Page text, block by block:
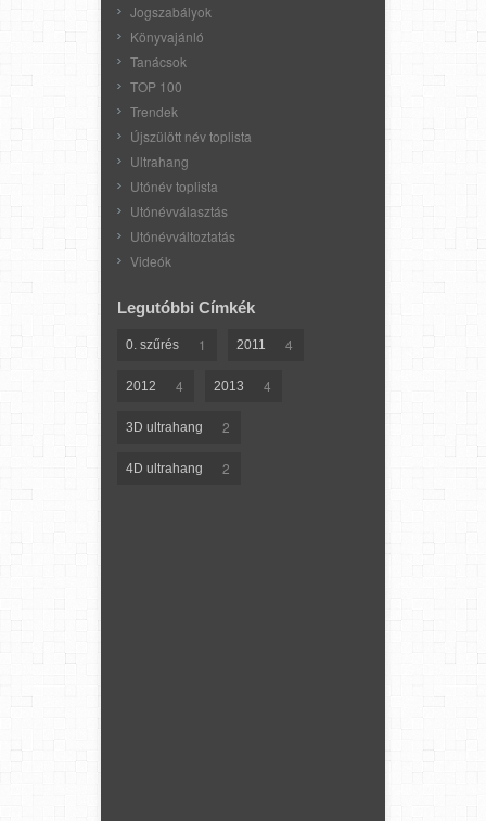
Jogszabályok
Könyvajánló
Tanácsok
TOP 100
Trendek
Újszülött név toplista
Ultrahang
Utónév toplista
Utónévválasztás
Utónévváltoztatás
Videók
Legutóbbi Címkék
0. szűrés 1 2011 4
2012 4 2013 4
3D ultrahang 2
4D ultrahang 2